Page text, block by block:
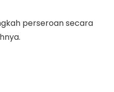
perseroan secara